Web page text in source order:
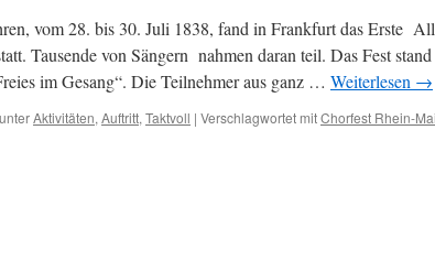
vom 28. bis 30. Juli 1838, fand in Frankfurt das Erste
Tausende von Sängern nahmen daran teil. Das Fest
im Gesang“. Die Teilnehmer aus ganz … Weiterlesen →
Aktivitäten, Auftritt, Taktvoll | Verschlagwortet mitChorfest Rhein-